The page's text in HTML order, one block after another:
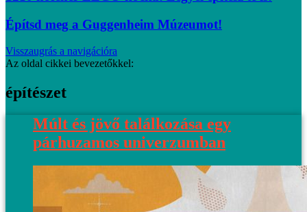
Építsd meg a Guggenheim Múzeumot!
Visszaugrás a navigációra
Az oldal cikkei bevezetőkkel:
építészet
Múlt és jövő találkozása egy
párhuzamos univerzumban